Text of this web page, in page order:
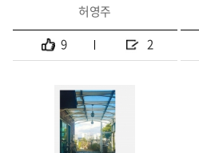
허영주
9
2